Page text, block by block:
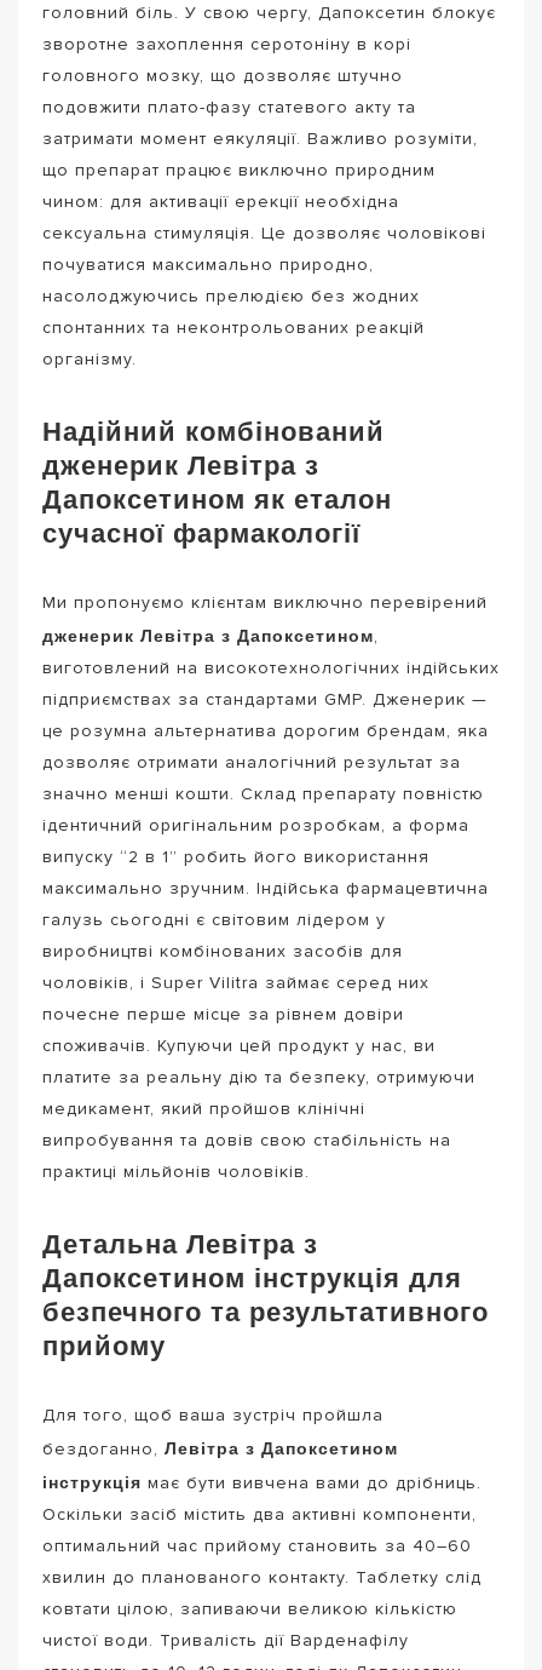
головний біль. У свою чергу, Дапоксетин блокує
зворотне захоплення серотоніну в корі
головного мозку, що дозволяє штучно
подовжити плато-фазу статевого акту та
затримати момент еякуляції. Важливо розуміти,
що препарат працює виключно природним
чином: для активації ерекції необхідна
сексуальна стимуляція. Це дозволяє чоловікові
почуватися максимально природно,
насолоджуючись прелюдією без жодних
спонтанних та неконтрольованих реакцій
організму.
Надійний комбінований
дженерик Левітра з
Дапоксетином як еталон
сучасної фармакології
Ми пропонуємо клієнтам виключно перевірений
дженерик Левітра з Дапоксетином,
виготовлений на високотехнологічних індійських
підприємствах за стандартами GMP. Дженерик —
це розумна альтернатива дорогим брендам, яка
дозволяє отримати аналогічний результат за
значно менші кошти. Склад препарату повністю
ідентичний оригінальним розробкам, а форма
випуску “2 в 1” робить його використання
максимально зручним. Індійська фармацевтична
галузь сьогодні є світовим лідером у
виробництві комбінованих засобів для
чоловіків, і Super Vilitra займає серед них
почесне перше місце за рівнем довіри
споживачів. Купуючи цей продукт у нас, ви
платите за реальну дію та безпеку, отримуючи
медикамент, який пройшов клінічні
випробування та довів свою стабільність на
практиці мільйонів чоловіків.
Детальна Левітра з
Дапоксетином інструкція для
безпечного та результативного
прийому
Для того, щоб ваша зустріч пройшла
бездоганно, Левітра з Дапоксетином
інструкція має бути вивчена вами до дрібниць.
Оскільки засіб містить два активні компоненти,
оптимальний час прийому становить за 40–60
хвилин до планованого контакту. Таблетку слід
ковтати цілою, запиваючи великою кількістю
чистої води. Тривалість дії Варденафілу